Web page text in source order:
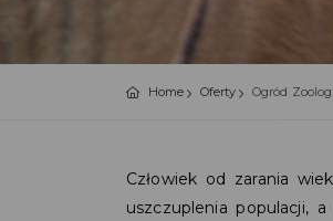
Home Oferty Ogród
Człowiek od zarania
uszczuplenia populacji,